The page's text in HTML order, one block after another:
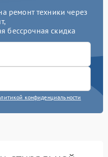
ремонт техники через
бессрочная скидка
конфиденциальности